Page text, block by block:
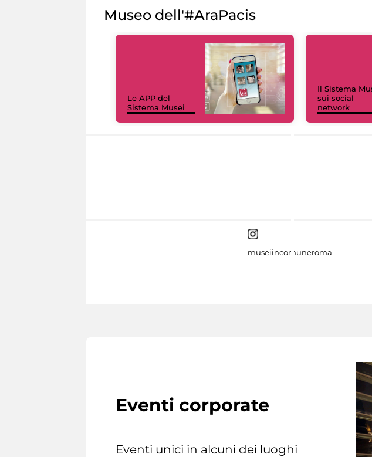
Museo dell'#AraPacis
Le APP del
Sistema Musei
Il Sistema
sui social
network
museiincomuneroma
Eventi corporate
Eventi unici in alcuni dei luoghi